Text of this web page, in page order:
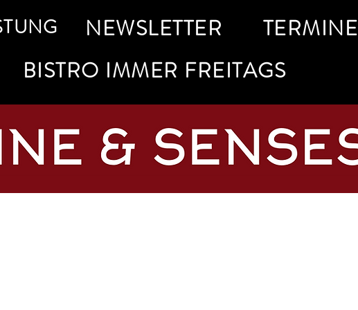
NEWSLETTER
TERMINE
BISTRO IMMER FREITAGS